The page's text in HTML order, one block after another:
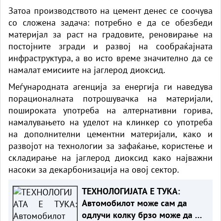
Затоа производството на цемент денес се соочува
со сложена задача: потребно е да се обезбеди
материјал за раст на градовите, реновирање на
постојните згради и развој на сообраќајната
инфраструктура, а во исто време значително да се
намалат емисиите на јаглерод диоксид.
Меѓународната агенција за енергија ги наведува
порационалната потрошувачка на материјали,
пошироката употреба на алтернативни горива,
намалувањето на уделот на клинкер со употреба
на дополнителни цементни материјали, како и
развојот на технологии за зафаќање, користење и
складирање на јаглерод диоксид како најважни
насоки за декарбонизација на овој сектор.
ТЕХНОЛОГИЈАТА Е ТУКА:
Автомобилот може сам да
одлучи колку брзо може да се